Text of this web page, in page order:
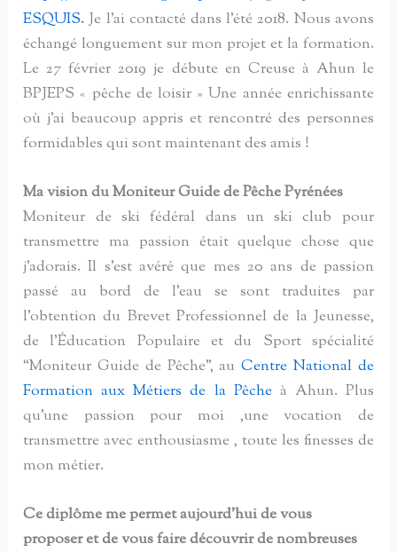
ESQUIS. Je l’ai contacté dans l’été 2018. Nous avons
échangé longuement sur mon projet et la formation.
Le 27 février 2019 je débute en Creuse à Ahun le
BPJEPS « pêche de loisir » Une année enrichissante
où j’ai beaucoup appris et rencontré des personnes
formidables qui sont maintenant des amis !
Ma vision du Moniteur Guide de Pêche Pyrénées
Moniteur de ski fédéral dans un ski club pour
transmettre ma passion était quelque chose que
j’adorais. Il s’est avéré que mes 20 ans de passion
passé au bord de l’eau se sont traduites par
l’obtention du Brevet Professionnel de la Jeunesse,
de l’Éducation Populaire et du Sport spécialité
“Moniteur Guide de Pêche”, auCentre National de
Formation aux Métiers de la Pêcheà Ahun. Plus
qu’une passion pour moi ,une vocation de
transmettre avec enthousiasme , toute les finesses de
mon métier.
Ce diplôme me permet aujourd’hui de vous
proposer et de vous faire découvrir de nombreuses